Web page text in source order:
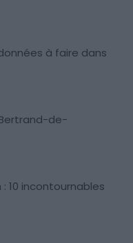
à faire dans
de-
10 incontournables